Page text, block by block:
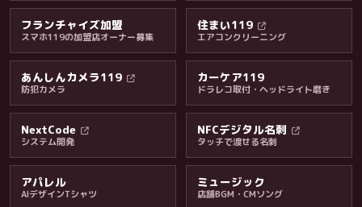
料金・保証・ご案内
フランチャイズ加盟
スマホ119の加盟店オーナー募集
住まい119
エアコンクリーニング
あんしんカメラ119
防犯カメラ
カーケア119
ドラレコ取付・ヘッドライト磨き
NextCode
システム開発
NFCデジタル名刺
タッチで渡せる名刺
アパレル
AIデザインTシャツ
ミュージック
店舗BGM・CMソング